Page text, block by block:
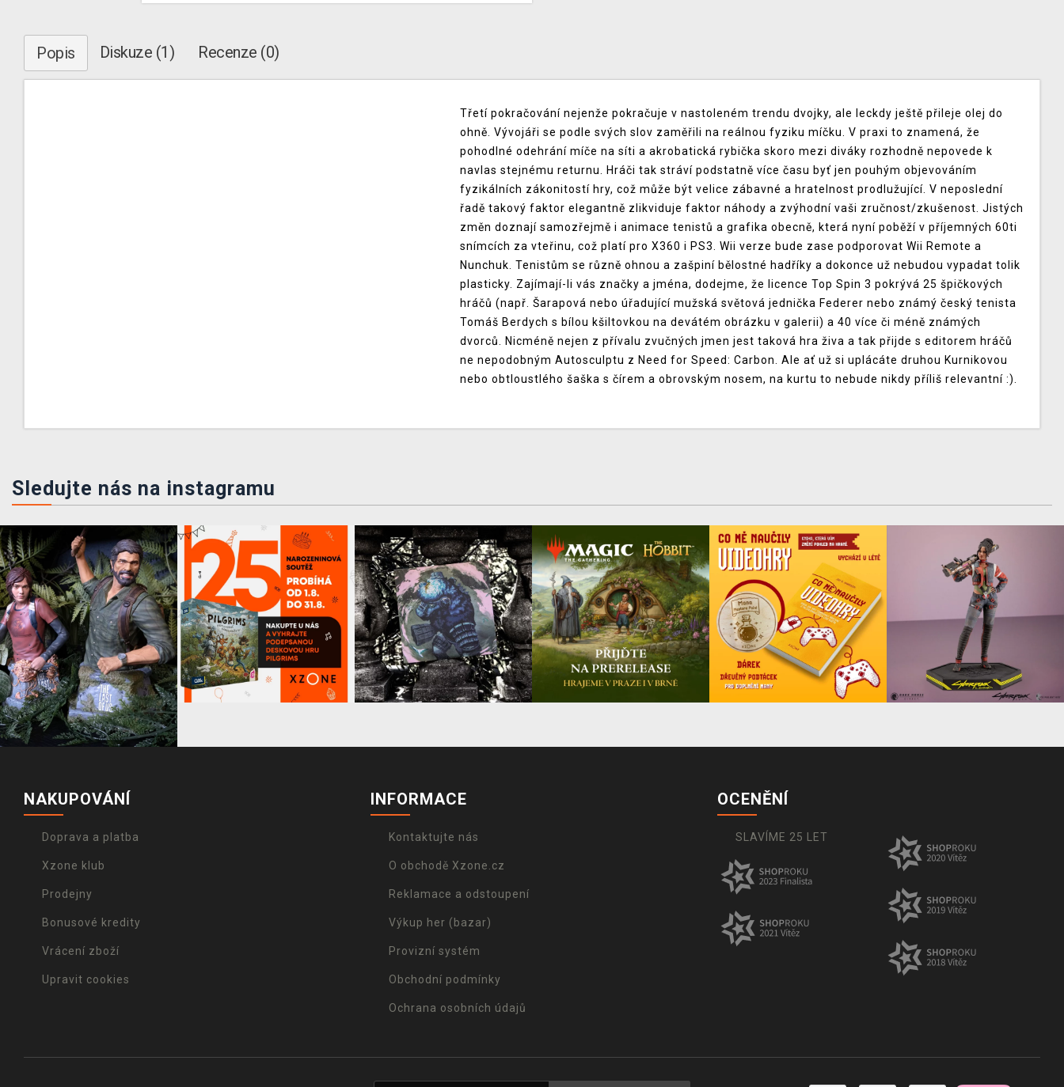
Popis Diskuze (1) Recenze (0)
Třetí pokračování nejenže pokračuje v nastoleném trendu dvojky, ale leckdy ještě přileje olej do
ohně. Vývojáři se podle svých slov zaměřili na reálnou fyziku míčku. V praxi to znamená, že
pohodlné odehrání míče na síti a akrobatická rybička skoro mezi diváky rozhodně nepovede k
navlas stejnému returnu. Hráči tak stráví podstatně více času byť jen pouhým objevováním
fyzikálních zákonitostí hry, což může být velice zábavné a hratelnost prodlužující. V neposlední
řadě takový faktor elegantně zlikviduje faktor náhody a zvýhodní vaši zručnost/zkušenost. Jistých
změn doznají samozřejmě i animace tenistů a grafika obecně, která nyní poběží v příjemných 60ti
snímcích za vteřinu, což platí pro X360 i PS3. Wii verze bude zase podporovat Wii Remote a
Nunchuk. Tenistům se různě ohnou a zašpiní bělostné hadříky a dokonce už nebudou vypadat tolik
plasticky. Zajímají-li vás značky a jména, dodejme, že licence Top Spin 3 pokrývá 25 špičkových
hráčů (např. Šarapová nebo úřadující mužská světová jednička Federer nebo známý český tenista
Tomáš Berdych s bílou kšiltovkou na devátém obrázku v galerii) a 40 více či méně známých
dvorců. Nicméně nejen z přívalu zvučných jmen jest taková hra živa a tak přijde s editorem hráčů
ne nepodobným Autosculptu z Need for Speed: Carbon. Ale ať už si uplácáte druhou Kurnikovou
nebo obtloustlého šaška s čírem a obrovským nosem, na kurtu to nebude nikdy příliš relevantní :).
Sledujte nás na instagramu
NAKUPOVÁNÍ
Doprava a platba
Xzone klub
Prodejny
Bonusové kredity
Vrácení zboží
Upravit cookies
INFORMACE
Kontaktujte nás
O obchodě Xzone.cz
Reklamace a odstoupení
Výkup her (bazar)
Provizní systém
Obchodní podmínky
Ochrana osobních údajů
OCENĚNÍ
SLAVÍME 25 LET